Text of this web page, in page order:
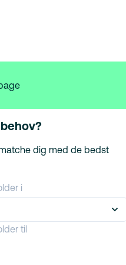
dig med de bedst
i
til